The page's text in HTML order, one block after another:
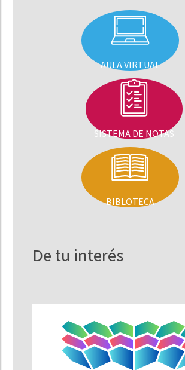
AULA VIRTUAL
SISTEMA DE NOTAS
BIBLOTECA
De tu interés